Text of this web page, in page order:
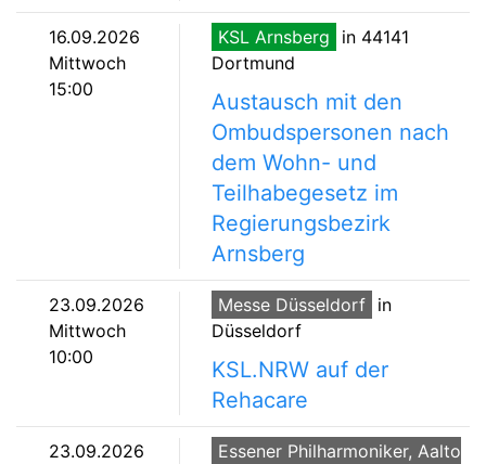
16.09.2026
Mittwoch
15:00
KSL Arnsberg
in 44141
Dortmund
Austausch mit den
Ombudspersonen nach
dem Wohn- und
Teilhabegesetz im
Regierungsbezirk
Arnsberg
23.09.2026
Mittwoch
10:00
Messe Düsseldorf in
Düsseldorf
KSL.NRW auf der
Rehacare
23.09.2026
Essener Philharmoniker, Aalto